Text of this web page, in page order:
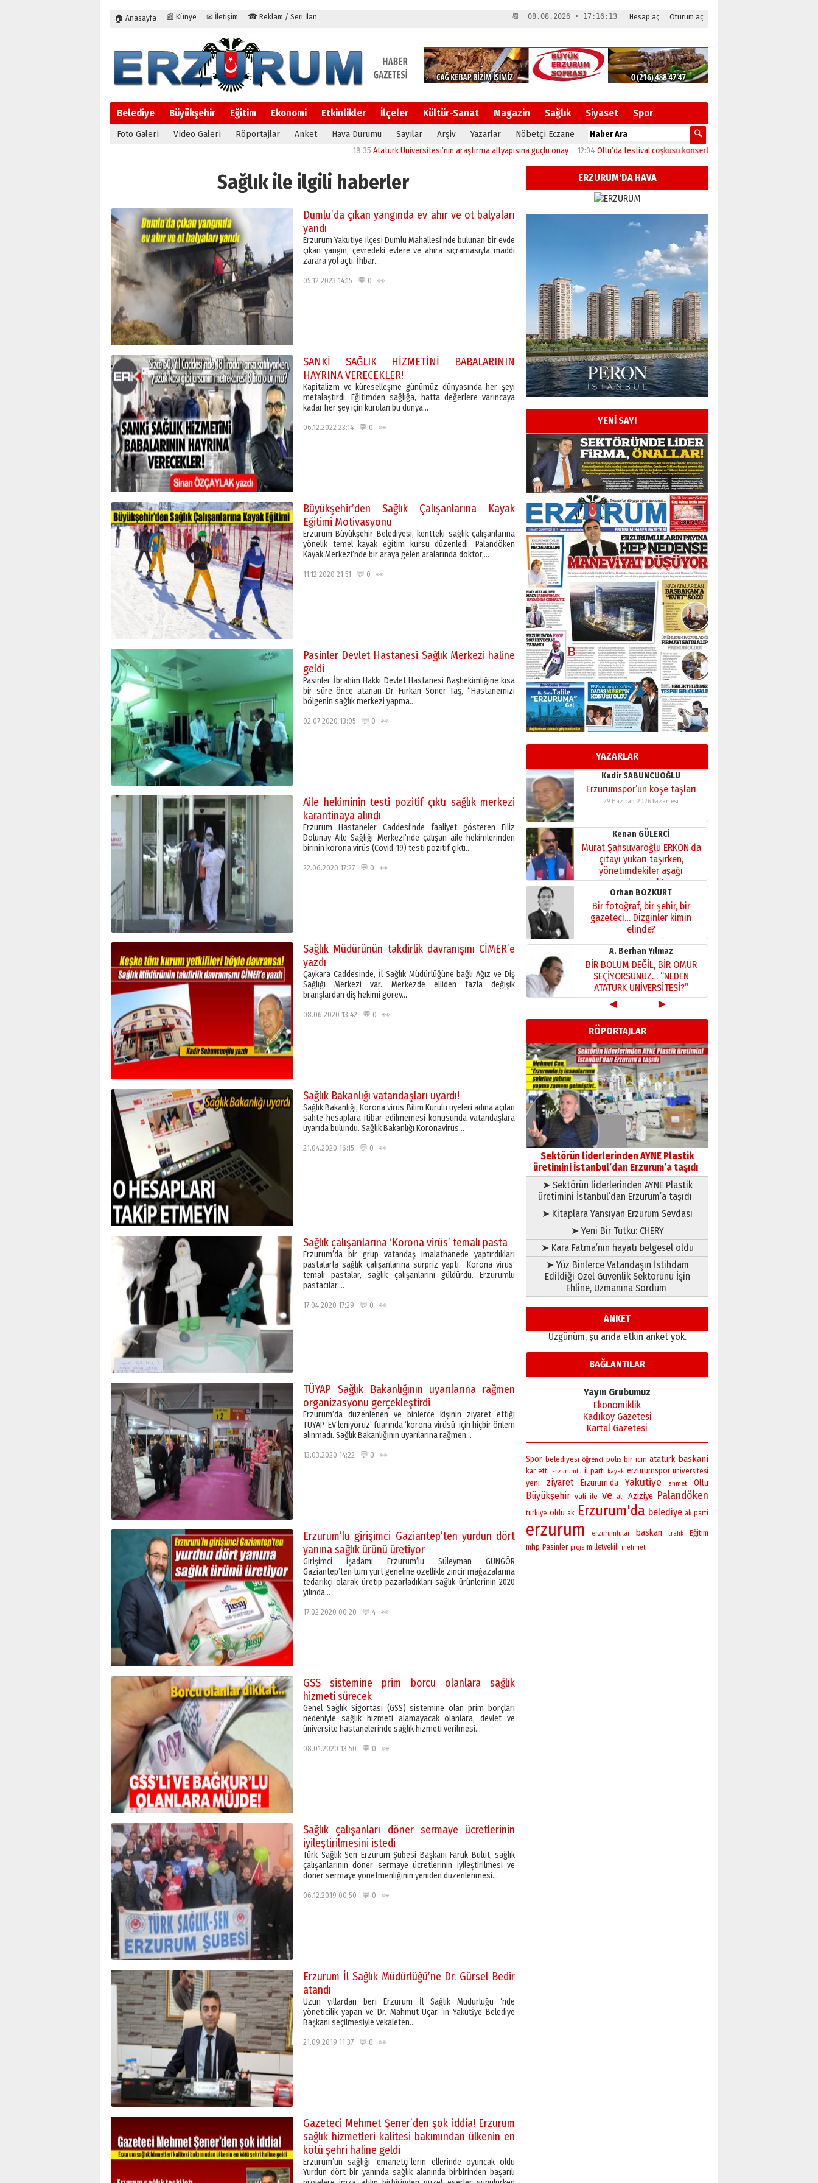
🏠 Anasayfa 📰 Künye ✉ İletişim ☎ Reklam / Seri İlan Hesap aç Oturum aç
📆 08.08.2026 • 17:16:14
Belediye Büyükşehir Eğitim Ekonomi Etkinlikler İlçeler Kültür-Sanat Magazin Sağlık Siyaset Spor
Foto Galeri Video Galeri Röportajlar Anket Hava Durumu Sayılar Arşiv Yazarlar Nöbetçi Eczane
Atatürk Üniversitesi’nin araştırma altyapısına güçlü onay 12:04Oltu’da festival coşkusu konserle zirveye ulaştı
Sağlık ile ilgili haberler
Dumlu’da çıkan yangında ev ahır ve ot balyaları
yandı
Erzurum Yakutiye ilçesi Dumlu Mahallesi’nde bulunan bir evde
çıkan yangın, çevredeki evlere ve ahıra sıçramasıyla maddi
zarara yol açtı. İhbar…
05.12.2023 14:15 💬 0 👀
SANKİ SAĞLIK HİZMETİNİ BABALARININ
HAYRINA VERECEKLER!
Kapitalizm ve küreselleşme günümüz dünyasında her şeyi
metalaştırdı. Eğitimden sağlığa, hatta değerlere varıncaya
kadar her şey için kurulan bu dünya…
06.12.2022 23:14 💬 0 👀
Büyükşehir’den Sağlık Çalışanlarına Kayak
Eğitimi Motivasyonu
Erzurum Büyükşehir Belediyesi, kentteki sağlık çalışanlarına
yönelik temel kayak eğitim kursu düzenledi. Palandöken
Kayak Merkezi’nde bir araya gelen aralarında doktor,…
11.12.2020 21:51 💬 0 👀
Pasinler Devlet Hastanesi Sağlık Merkezi haline
geldi
Pasinler İbrahim Hakkı Devlet Hastanesi Başhekimliğine kısa
bir süre önce atanan Dr. Furkan Soner Taş, “Hastanemizi
bölgenin sağlık merkezi yapma…
02.07.2020 13:05 💬 0 👀
Aile hekiminin testi pozitif çıktı sağlık merkezi
karantinaya alındı
Erzurum Hastaneler Caddesi’nde faaliyet gösteren Filiz
Dolunay Aile Sağlığı Merkezi’nde çalışan aile hekimlerinden
birinin korona virüs (Covid-19) testi pozitif çıktı….
22.06.2020 17:27 💬 0 👀
Sağlık Müdürünün takdirlik davranışını CİMER’e
yazdı
Çaykara Caddesinde, İl Sağlık Müdürlüğüne bağlı Ağız ve Diş
Sağlığı Merkezi var. Merkezde elliden fazla değişik
branşlardan diş hekimi görev…
08.06.2020 13:42 💬 0 👀
Sağlık Bakanlığı vatandaşları uyardı!
Sağlık Bakanlığı, Korona virüs Bilim Kurulu üyeleri adına açılan
sahte hesaplara itibar edilmemesi konusunda vatandaşlara
uyarıda bulundu. Sağlık Bakanlığı Koronavirüs…
21.04.2020 16:15 💬 0 👀
Sağlık çalışanlarına ‘Korona virüs’ temalı pasta
Erzurum’da bir grup vatandaş imalathanede yaptırdıkları
pastalarla sağlık çalışanlarına sürpriz yaptı. ‘Korona virüs’
temalı pastalar, sağlık çalışanlarını güldürdü. Erzurumlu
pastacılar,…
17.04.2020 17:29 💬 0 👀
TÜYAP Sağlık Bakanlığının uyarılarına rağmen
organizasyonu gerçekleştirdi
Erzurum’da düzenlenen ve binlerce kişinin ziyaret ettiği
TÜYAP ‘EV’leniyoruz’ fuarında ‘korona virüsü’ için hiçbir önlem
alınmadı. Sağlık Bakanlığının uyarılarına rağmen…
13.03.2020 14:22 💬 0 👀
Erzurum’lu girişimci Gaziantep’ten yurdun dört
yanına sağlık ürünü üretiyor
Girişimci işadamı Erzurum’lu Süleyman GÜNGÖR
Gaziantep’ten tüm yurt geneline özellikle zincir mağazalarına
tedarikçi olarak üretip pazarladıkları sağlık ürünlerinin 2020
yılında…
17.02.2020 00:20 💬 4 👀
GSS sistemine prim borcu olanlara sağlık
hizmeti sürecek
Genel Sağlık Sigortası (GSS) sistemine olan prim borçları
nedeniyle sağlık hizmeti alamayacak olanlara, devlet ve
üniversite hastanelerinde sağlık hizmeti verilmesi…
08.01.2020 13:50 💬 0 👀
Sağlık çalışanları döner sermaye ücretlerinin
iyileştirilmesini istedi
Türk Sağlık Sen Erzurum Şubesi Başkanı Faruk Bulut, sağlık
çalışanlarının döner sermaye ücretlerinin iyileştirilmesi ve
döner sermaye yönetmenliğinin yeniden düzenlenmesi…
06.12.2019 00:50 💬 0 👀
Erzurum İl Sağlık Müdürlüğü’ne Dr. Gürsel Bedir
atandı
Uzun yıllardan beri Erzurum İl Sağlık Müdürlüğü ‘nde
yöneticilik yapan ve Dr. Mahmut Uçar ‘ın Yakuti̇ye Belediye
Başkanı seçilmesiyle vekaleten…
21.09.2019 11:37 💬 0 👀
Gazeteci Mehmet Şener’den şok iddia! Erzurum
sağlık hizmetleri kalitesi bakımından ülkenin en
kötü şehri haline geldi
Erzurum’un sağlığı ‘emanetçi’lerin ellerinde oyuncak oldu
Yurdun dört bir yanında sağlık alanında birbirinden başarılı
ERZURUM'DA HAVA
YENİ SAYI
YAZARLAR
Esat BİNDESEN
Başkan Sekmen’den Erzurum’a
bir vizyon proje daha!
02 Ağustos 2026 Pazar
Kadir SABUNCUOĞLU
Erzurumspor’un köşe taşları
29 Haziran 2026 Pazartesi
Kenan GÜLERCİ
Murat Şahsuvaroğlu ERKON’da
çıtayı yukarı taşırken,
yönetimdekiler aşağı
çekmemeli!
17 Şubat 2026 SalıOrhan BOZKURT
Bir fotoğraf, bir şehir, bir
gazeteci… Dizginler kimin
elinde?
31 Mart 2026 Salı
A. Berhan Yılmaz
BİR BÖLÜM DEĞİL, BİR ÖMÜR
SEÇİYORSUNUZ… “NEDEN
ATATÜRK ÜNİVERSİTESİ?”
28 Temmuz 2026 Salı
Ahmet Gökhan YAZICI
Ahmed Yesevi’den bir
Alperen… ”Reisimiz” idi…
Hakka yürüdü.!
26 Mart 2026 Perşembe
Cem Bakırcı
Ardında bıraktığı hatıralarıyla
gönül adamı Faruk Terzioğlu!
13 Mayıs 2026 Çarşamba
Esat BİNDESEN
Başkan Sekmen’den Erzurum’a
bir vizyon proje daha!
02 Ağustos 2026 Pazar
Kadir SABUNCUOĞLU
Erzurumspor’un köşe taşları
29 Haziran 2026 Pazartesi
Kenan GÜLERCİ
Murat Şahsuvaroğlu ERKON’da
çıtayı yukarı taşırken,
yönetimdekiler aşağı
çekmemeli!
17 Şubat 2026 SalıOrhan BOZKURT
Bir fotoğraf, bir şehir, bir
gazeteci… Dizginler kimin
elinde?
31 Mart 2026 Salı
A. Berhan Yılmaz
BİR BÖLÜM DEĞİL, BİR ÖMÜR
SEÇİYORSUNUZ… “NEDEN
ATATÜRK ÜNİVERSİTESİ?”
28 Temmuz 2026 Salı
Ahmet Gökhan YAZICI
Ahmed Yesevi’den bir
Alperen… ”Reisimiz” idi…
Hakka yürüdü.!
26 Mart 2026 Perşembe
Cem Bakırcı
Ardında bıraktığı hatıralarıyla
gönül adamı Faruk Terzioğlu!
13 Mayıs 2026 Çarşamba
Esat BİNDESEN
Başkan Sekmen’den Erzurum’a
bir vizyon proje daha!
02 Ağustos 2026 Pazar
◀ ▶
RÖPORTAJLAR
Sektörün liderlerinden AYNE Plastik
üretimini İstanbul’dan Erzurum’a taşıdı
➤ Sektörün liderlerinden AYNE Plastik
üretimini İstanbul’dan Erzurum’a taşıdı
➤ Kitaplara Yansıyan Erzurum Sevdası
➤ Yeni Bir Tutku: CHERY
➤ Kara Fatma’nın hayatı belgesel oldu
➤ Yüz Binlerce Vatandaşın İstihdam
Edildiği Özel Güvenlik Sektörünü İşin
Ehline, Uzmanına Sordum
ANKET
Üzgünüm, şu anda etkin anket yok.
BAĞLANTILAR
Yayın Grubumuz
Ekonomiklik
Kadıköy Gazetesi
Kartal Gazetesi
Spor belediyesi öğrenci polis bir icin ataturk baskani
kar etti Erzurumlu il parti kayak erzurumspor universitesi
yeni ziyaret Erzurum’da Yakutiye ahmet Oltu
Büyükşehir vali ile ve ali Aziziye Palandöken
turkiye oldu ak Erzurum'da belediye ak parti
erzurum erzurumlular baskan trafik
Eğitim
mhp Pasinler proje milletvekili mehmet